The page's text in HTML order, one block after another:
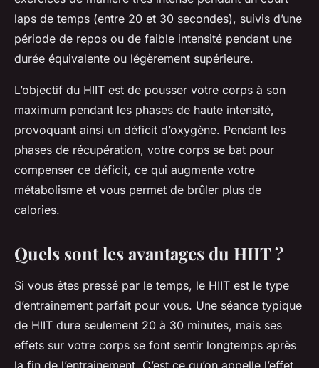
laps de temps (entre 20 et 30 secondes), suivis d’une
période de repos ou de faible intensité pendant une
durée équivalente ou légèrement supérieure.
L’objectif du HIIT est de pousser votre corps à son
maximum pendant les phases de haute intensité,
provoquant ainsi un déficit d’oxygène. Pendant les
phases de récupération, votre corps se bat pour
compenser ce déficit, ce qui augmente votre
métabolisme et vous permet de brûler plus de
calories.
Quels sont les avantages du HIIT ?
Si vous êtes pressé par le temps, le HIIT est le type
d’entrainement parfait pour vous. Une séance typique
de HIIT dure seulement 20 à 30 minutes, mais ses
effets sur votre corps se font sentir longtemps après
la fin de l’entrainement. C’est ce qu’on appelle l’effet